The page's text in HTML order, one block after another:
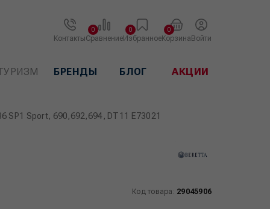
КонтактыСравнение
0
Избранное
0
Корзина
0
Войти
БРЕНДЫ БЛОГ АКЦИИ
Sport, 690,692,694, DT11 E73021
Код товара: 29045906